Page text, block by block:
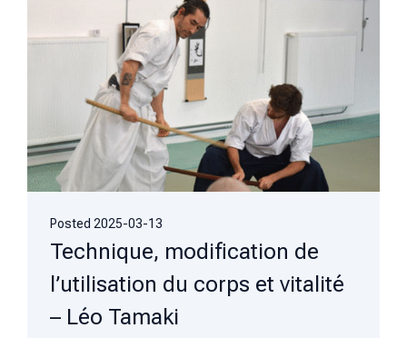
Posted 2025-03-13
Technique, modification de
l’utilisation du corps et vitalité
– Léo Tamaki